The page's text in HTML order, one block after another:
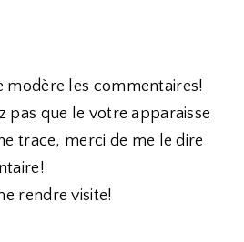
modère les commentaires!
pas que le votre apparaisse
trace, merci de me le dire
rendre visite!